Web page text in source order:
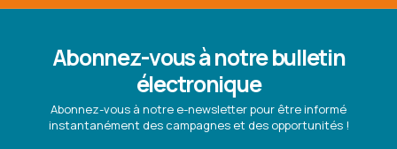
Abonnez-vous à notre bulletin
électronique
Abonnez-vous à notre e-newsletter pour être informé
instantanément des campagnes et des opportunités !